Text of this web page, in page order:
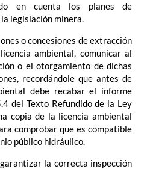
en cuenta los planes de
legislación minera.
o concesiones de extracción
ambiental, comunicar al
o el otorgamiento de dichas
recordándole que antes de
debe recabar el informe
del Texto Refundido de la Ley
copia de la licencia ambiental
comprobar que es compatible
público hidráulico.
la correcta inspección